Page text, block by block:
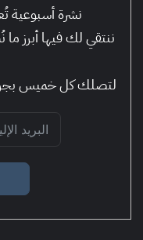
نشرة أسبوعية
ننتقي لك فيها أبرز
لتصلك كل خميس